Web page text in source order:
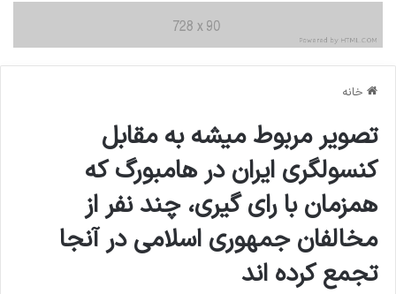
خانه
تصویر مربوط میشه به مقابل
کنسولگری ایران در هامبورگ که
همزمان با رای گیری، چند نفر از
مخالفان جمهوری اسلامی در آنجا
تجمع کرده اند